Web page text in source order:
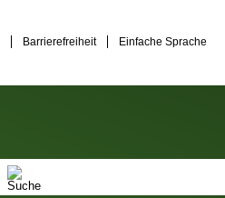
Barrierefreiheit Einfache Sprache